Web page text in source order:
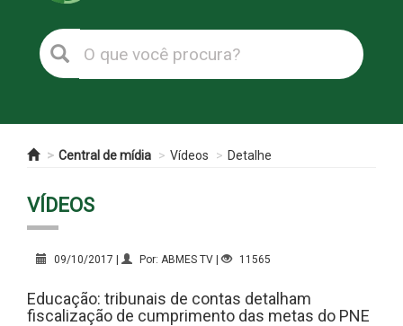
Central de mídia Vídeos Detalhe
VÍDEOS
09/10/2017 | Por: ABMES TV | 11565
Educação: tribunais de contas detalham
fiscalização de cumprimento das metas do PNE